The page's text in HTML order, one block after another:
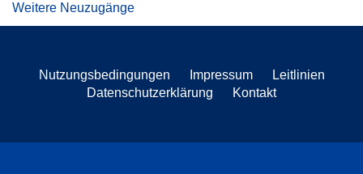
Weitere Neuzugänge
Nutzungsbedingungen Impressum
Leitlinien
Datenschutzerklärung
Kontakt